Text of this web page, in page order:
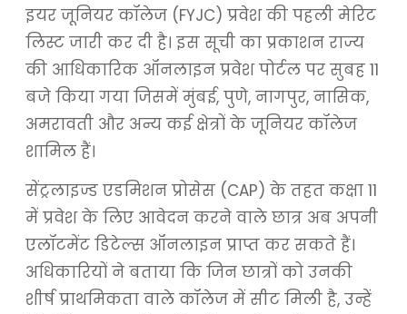
इयर जूनियर कॉलेज (FYJC) प्रवेश की पहली मेरिट
लिस्ट जारी कर दी है। इस सूची का प्रकाशन राज्य
की आधिकारिक ऑनलाइन प्रवेश पोर्टल पर सुबह 11
बजे किया गया जिसमें मुंबई, पुणे, नागपुर, नासिक,
अमरावती और अन्य कई क्षेत्रों के जूनियर कॉलेज
शामिल हैं।
सेंट्रलाइज्ड एडमिशन प्रोसेस (CAP) के तहत कक्षा 11
में प्रवेश के लिए आवेदन करने वाले छात्र अब अपनी
एलॉटमेंट डिटेल्स ऑनलाइन प्राप्त कर सकते हैं।
अधिकारियों ने बताया कि जिन छात्रों को उनकी
शीर्ष प्राथमिकता वाले कॉलेज में सीट मिली है, उन्हें